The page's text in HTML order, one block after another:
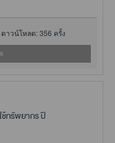
ดาวน์โหลด:356 ครั้ง
ช้ทรัพยากร ปี